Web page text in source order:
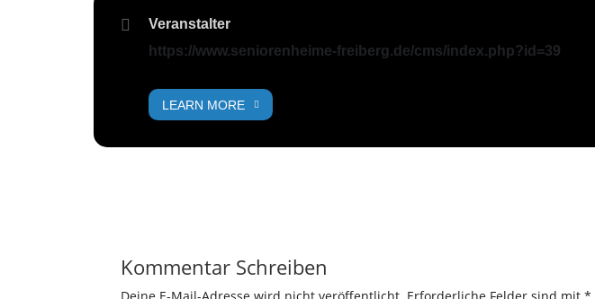
Veranstalter
https://www.seniorenheime-freiberg.de/cms/index.php?id=39
LEARN MORE
Kommentar Schreiben